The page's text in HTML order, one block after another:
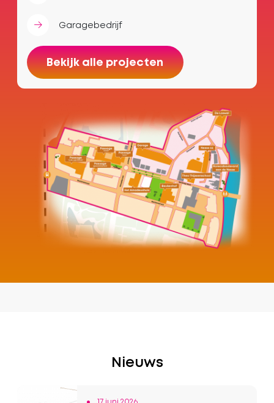
Garagebedrijf
Bekijk alle projecten
Nieuws